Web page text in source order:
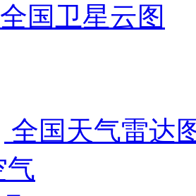
全国卫星云图
全国天气雷达